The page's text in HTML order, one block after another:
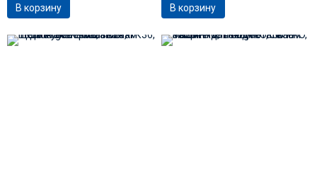
В корзину В корзину